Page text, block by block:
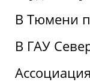
В Тюмени
В ГАУ